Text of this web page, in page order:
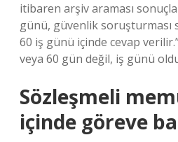
itibaren arşiv araması
günü, güvenlik soruşturması
60 iş günü içinde cevap
veya 60 gün değil, iş günü
Sözleşmeli
içinde göreve